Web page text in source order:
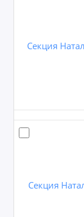
Секция
Секция